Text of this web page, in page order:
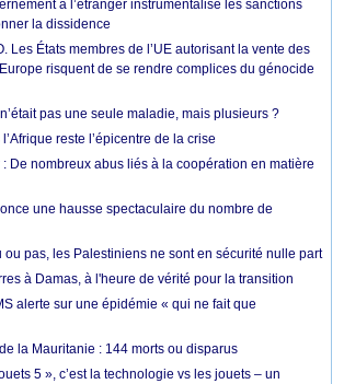
à l’étranger instrumentalise les sanctions
la dissidence
Les États membres de l’UE autorisant la vente des
risquent de se rendre complices du génocide
pas une seule maladie, mais plusieurs ?
reste l’épicentre de la crise
De nombreux abus liés à la coopération en matière
une hausse spectaculaire du nombre de
ou pas, les Palestiniens ne sont en sécurité nulle part
à Damas, à l'heure de vérité pour la transition
alerte sur une épidémie « qui ne fait que
la Mauritanie : 144 morts ou disparus
5 », c’est la technologie vs les jouets – un